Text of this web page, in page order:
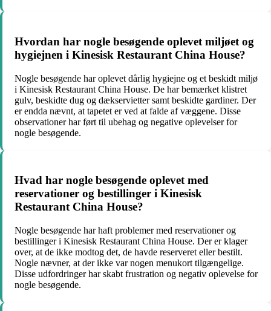
Hvordan har nogle besøgende oplevet miljøet og
hygiejnen i Kinesisk Restaurant China House?
Nogle besøgende har oplevet dårlig hygiejne og et beskidt miljø
i Kinesisk Restaurant China House. De har bemærket klistret
gulv, beskidte dug og dækservietter samt beskidte gardiner. Der
er endda nævnt, at tapetet er ved at falde af væggene. Disse
observationer har ført til ubehag og negative oplevelser for
nogle besøgende.
Hvad har nogle besøgende oplevet med
reservationer og bestillinger i Kinesisk
Restaurant China House?
Nogle besøgende har haft problemer med reservationer og
bestillinger i Kinesisk Restaurant China House. Der er klager
over, at de ikke modtog det, de havde reserveret eller bestilt.
Nogle nævner, at der ikke var nogen menukort tilgængelige.
Disse udfordringer har skabt frustration og negativ oplevelse for
nogle besøgende.